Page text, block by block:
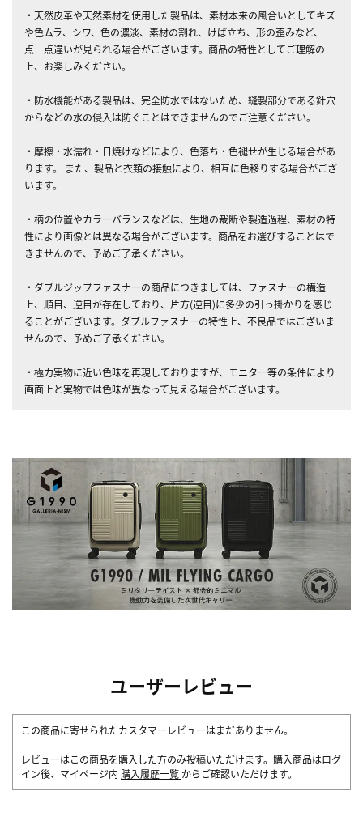
・天然皮革や天然素材を使用した製品は、素材本来の風合いとしてキズ
や色ムラ、シワ、色の濃淡、素材の割れ、けば立ち、形の歪みなど、一
点一点違いが見られる場合がございます。商品の特性としてご理解の
上、お楽しみください。
・防水機能がある製品は、完全防水ではないため、縫製部分である針穴
からなどの水の侵入は防ぐことはできませんのでご注意ください。
・摩擦・水濡れ・日焼けなどにより、色落ち・色褪せが生じる場合があ
ります。 また、製品と衣類の接触により、相互に色移りする場合がござ
います。
・柄の位置やカラーバランスなどは、生地の裁断や製造過程、素材の特
性により画像とは異なる場合がございます。商品をお選びすることはで
きませんので、予めご了承ください。
・ダブルジップファスナーの商品につきましては、ファスナーの構造
上、順目、逆目が存在しており、片方(逆目)に多少の引っ掛かりを感じ
ることがございます。ダブルファスナーの特性上、不良品ではございま
せんので、予めご了承ください。
・極力実物に近い色味を再現しておりますが、モニター等の条件により
画面上と実物では色味が異なって見える場合がございます。
ユーザーレビュー
この商品に寄せられたカスタマーレビューはまだありません。
レビューはこの商品を購入した方のみ投稿いただけます。購入商品はログ
イン後、マイページ内 購入履歴一覧 からご確認いただけます。